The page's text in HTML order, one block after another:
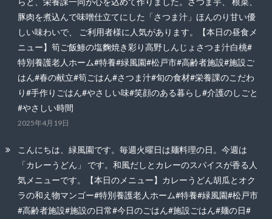
豚肉を煮込んで味噌仕立てにした「さつま汁」ほんのり甘い優
しい味わいで、 ご利用者様に人気があります。【本日の昼食メ
ニュー】筍ご飯鯵の塩麴焼き彩り高野しんじょさつま汁白桃#
特別養護老人ホーム#特養#緑風園#松戸市#高齢者施設#施設ご
はん#春の献立#筍ごはん#さつま汁#旬の食材#栄養課のこだわ
り#手作りごはん#やさしい味#笑顔のある暮らし#介護のしごと
#やさしい時間
2025年4月19日
こんにちは、緑風園です。毎週火曜日は麺料理の日。今週は
「カレーうどん」 です。和風だしとカレーのスパイスが香る人
気メニューです。【本日のメニュー】カレーうどん胡瓜とオク
ラの和え物マンゴー#特別養護老人ホーム#特養#緑風園#松戸市
#高齢者施設#施設の日常#今日のごはん#施設ごはん#麺の日#